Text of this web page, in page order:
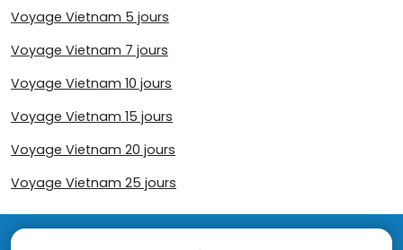
Voyage Vietnam 5 jours
Voyage Vietnam 7 jours
Voyage Vietnam 10 jours
Voyage Vietnam 15 jours
Voyage Vietnam 20 jours
Voyage Vietnam 25 jours